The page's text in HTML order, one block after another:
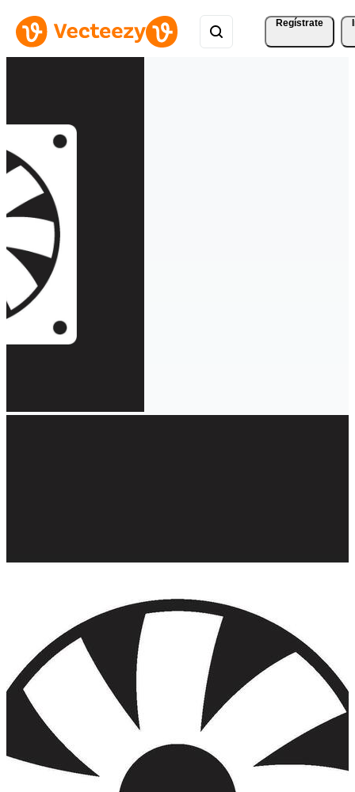
Regístrate